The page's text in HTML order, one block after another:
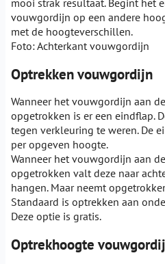
mooi strak resultaat. Begint het
vouwgordijn op een andere
met de hoogteverschillen.
Foto: Achterkant vouwgordijn
Optrekken vouwgordijn
Wanneer het vouwgordijn aan
opgetrokken is er een eindflap.
tegen verkleuring te weren. De
per opgeven hoogte.
Wanneer het vouwgordijn aan
opgetrokken valt deze naar
hangen. Maar neemt
Standaard is optrekken aan
Deze optie is gratis.
Optrekhoogte